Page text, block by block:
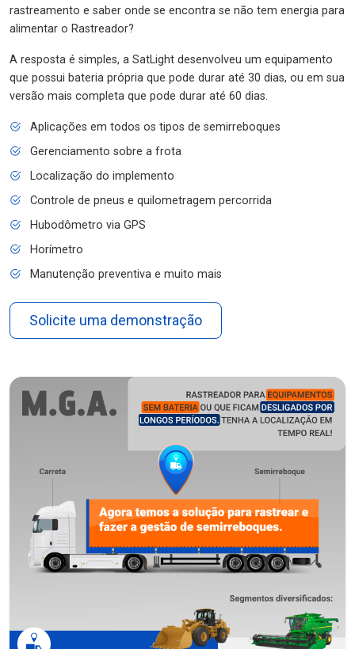
rastreamento e saber onde se encontra se não tem energia para
alimentar o Rastreador?
A resposta é simples, a SatLight desenvolveu um equipamento
que possui bateria própria que pode durar até 30 dias, ou em sua
versão mais completa que pode durar até 60 dias.
Aplicações em todos os tipos de semirreboques
Gerenciamento sobre a frota
Localização do implemento
Controle de pneus e quilometragem percorrida
Hubodômetro via GPS
Horímetro
Manutenção preventiva e muito mais
Solicite uma demonstração